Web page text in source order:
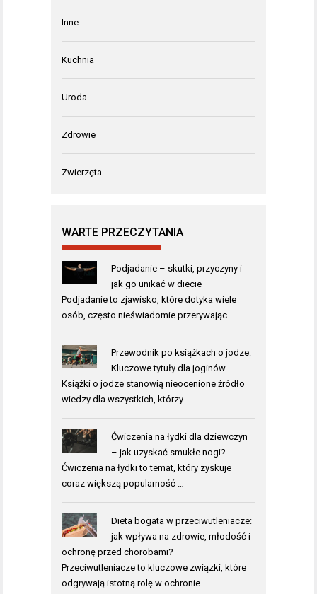
Inne
Kuchnia
Uroda
Zdrowie
Zwierzęta
WARTE PRZECZYTANIA
Podjadanie – skutki, przyczyny i
jak go unikać w diecie
Podjadanie to zjawisko, które dotyka wiele
osób, często nieświadomie przerywając …
Przewodnik po książkach o jodze:
Kluczowe tytuły dla joginów
Książki o jodze stanowią nieocenione źródło
wiedzy dla wszystkich, którzy …
Ćwiczenia na łydki dla dziewczyn
– jak uzyskać smukłe nogi?
Ćwiczenia na łydki to temat, który zyskuje
coraz większą popularność …
Dieta bogata w przeciwutleniacze:
jak wpływa na zdrowie, młodość i
ochronę przed chorobami?
Przeciwutleniacze to kluczowe związki, które
odgrywają istotną rolę w ochronie …